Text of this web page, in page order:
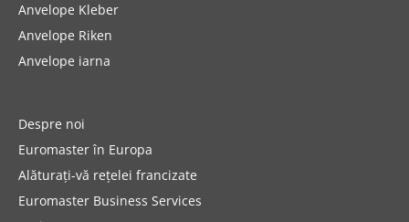
Anvelope Kleber
Anvelope Riken
Anvelope iarna
Despre noi
Euromaster în Europa
Alăturați-vă rețelei francizate
Euromaster Business Services